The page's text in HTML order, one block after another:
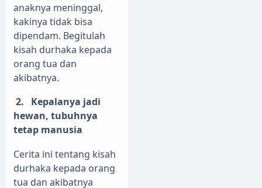
anaknya meninggal,
kakinya tidak bisa
dipendam. Begitulah
kisah durhaka kepada
orang tua dan
akibatnya.
2.
Kepalanya jadi
hewan, tubuhnya
tetap manusia
Cerita ini tentang kisah
durhaka kepada orang
tua dan akibatnya